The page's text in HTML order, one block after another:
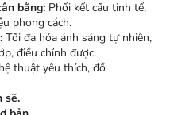
bằng: Phối kết cấu tinh tế,
phong cách.
Tối đa hóa ánh sáng tự nhiên,
điều chỉnh được.
thuật yêu thích, đồ
sẽ.